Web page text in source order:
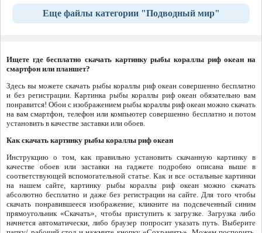
Еще файлы категории "Подводный мир"
Ищете где бесплатно скачать картинку рыбы кораллы риф океан на
смартфон или планшет?
Здесь вы можете скачать рыбы кораллы риф океан совершенно бесплатно
и без регистрации. Картинка рыбы кораллы риф океан обязательно вам
понравится! Обои с изображением рыбы кораллы риф океан можно скачать
на вам смартфон, телефон или компьютер совершенно бесплатно и потом
установить в качестве заставки или обоев.
Как скачать картинку рыбы кораллы риф океан
Инструкцию о том, как правильно установить скачанную картинку в
качестве обоев или заставки на гаджете подробно описана выше в
соответствующей вспомогательной статье. Как и все остальные картинки
на нашем сайте, картинку рыбы кораллы риф океан можно скачать
абсолютно бесплатно и даже без регистрации на сайте. Для того чтобы
скачать понравившееся изображение, кликните на подсвеченный синим
прямоугольник «Скачать», чтобы приступить к загрузке. Загрузка либо
начнется автоматически, либо браузер попросит указать путь. Выберите